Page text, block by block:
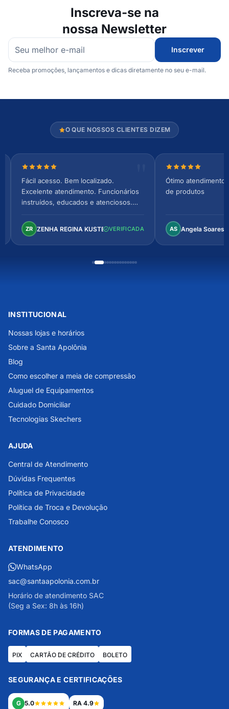
Inscreva-se na
nossa Newsletter
Inscrever
Receba promoções, lançamentos e dicas diretamente no seu e-mail.
O QUE NOSSOS CLIENTES DIZEM
Nota 5 de 5 estrelas
Fácil acesso. Bem localizado.
Excelente atendimento. Funcionários
instruídos, educados e atenciosos.
confortável. Perfeito!
ZR ZENHA REGINA KUSTERVERIFICADA
Nota 5 de 5
Ótimo atendimento
de produtos
AS Angela Soares
INSTITUCIONAL
Nossas lojas e horários
Sobre a Santa Apolônia
Blog
Como escolher a meia de compressão
Aluguel de Equipamentos
Cuidado Domiciliar
Tecnologias Skechers
AJUDA
Central de Atendimento
Dúvidas Frequentes
Política de Privacidade
Política de Troca e Devolução
Trabalhe Conosco
ATENDIMENTO
WhatsApp
sac@santaapolonia.com.br
Horário de atendimento SAC
(Seg a Sex: 8h às 16h)
FORMAS DE PAGAMENTO
PIX CARTÃO DE CRÉDITO BOLETO
SEGURANÇA E CERTIFICAÇÕES
G 5.0 RA 4.9